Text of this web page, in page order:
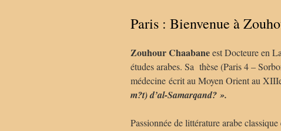
Paris : Bienvenue à
Zouhour Chaabaneest Docteure en
études arabes. Sa thèse (Paris 4 –
médecine écrit au Moyen Orient au
m?t) d’al-Samarqand? ».
Passionnée de littérature arabe